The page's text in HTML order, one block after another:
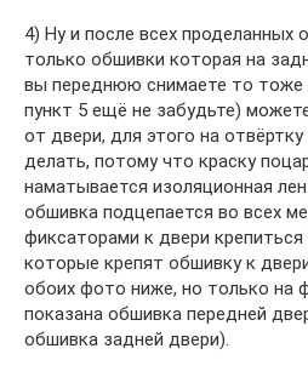
4) Ну и после всех проделанных
только обшивки которая на
вы переднюю снимаете то тоже
пункт 5 ещё не забудьте)
от двери, для этого на
делать, потому что краску
наматывается изоляционная
обшивка подцепается во всех
фиксаторами к двери
которые крепят обшивку к
обоих фото ниже, но только на
показана обшивка передней
обшивка задней двери).